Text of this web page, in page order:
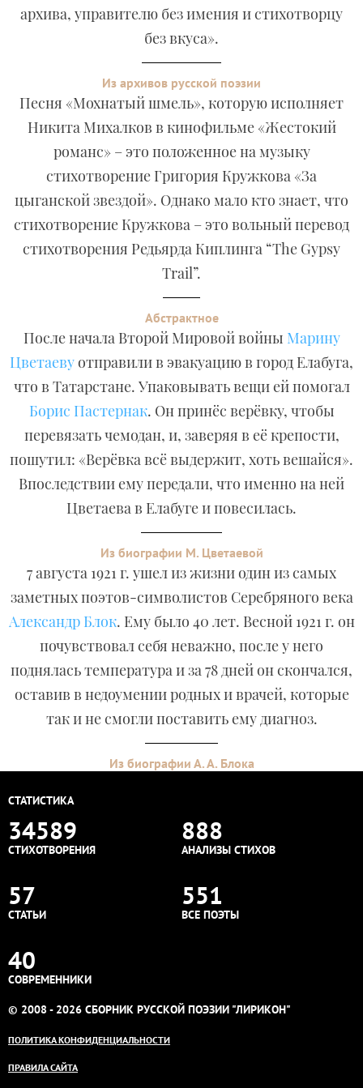
архива, управителю без имения и стихотворцу
без вкуса».
Из архивов русской поэзии
Песня «Мохнатый шмель», которую исполняет
Никита Михалков в кинофильме «Жестокий
романс» – это положенное на музыку
стихотворение Григория Кружкова «За
цыганской звездой». Однако мало кто знает, что
стихотворение Кружкова – это вольный перевод
стихотворения Редьярда Киплинга “The Gypsy
Trail”.
Абстрактное
После начала Второй Мировой войны Марину
Цветаевуотправили в эвакуацию в город Елабуга,
что в Татарстане. Упаковывать вещи ей помогал
Борис Пастернак. Он принёс верёвку, чтобы
перевязать чемодан, и, заверяя в её крепости,
пошутил: «Верёвка всё выдержит, хоть вешайся».
Впоследствии ему передали, что именно на ней
Цветаева в Елабуге и повесилась.
Из биографии М. Цветаевой
7 августа 1921 г. ушел из жизни один из самых
заметных поэтов-символистов Серебряного века
Александр Блок. Ему было 40 лет. Весной 1921 г. он
почувствовал себя неважно, после у него
поднялась температура и за 78 дней он скончался,
оставив в недоумении родных и врачей, которые
так и не смогли поставить ему диагноз.
Из биографии А. А. Блока
СТАТИСТИКА
34589
СТИХОТВОРЕНИЯ
888
АНАЛИЗЫ СТИХОВ
57
СТАТЬИ
551
ВСЕ ПОЭТЫ
40
СОВРЕМЕННИКИ
© 2008 - 2026 СБОРНИК РУССКОЙ ПОЭЗИИ "ЛИРИКОН"
ПОЛИТИКА КОНФИДЕНЦИАЛЬНОСТИ
ПРАВИЛА САЙТА